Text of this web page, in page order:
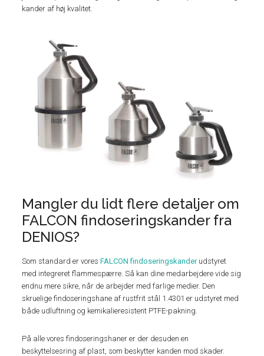
kander af høj kvalitet.
Mangler du lidt flere detaljer om
FALCON findoseringskander fra
DENIOS?
Som standard er voresFALCON findoseringskanderudstyret
med integreret flammespærre. Så kan dine medarbejdere vide sig
endnu mere sikre, når de arbejder med farlige medier. Den
skruelige findoseringshane af rustfrit stål 1.4301 er udstyret med
både udluftning og kemikalieresistent PTFE-pakning.
På alle vores findoseringshaner er der desuden en
beskyttelsesring af plast, som beskytter kanden mod skader.